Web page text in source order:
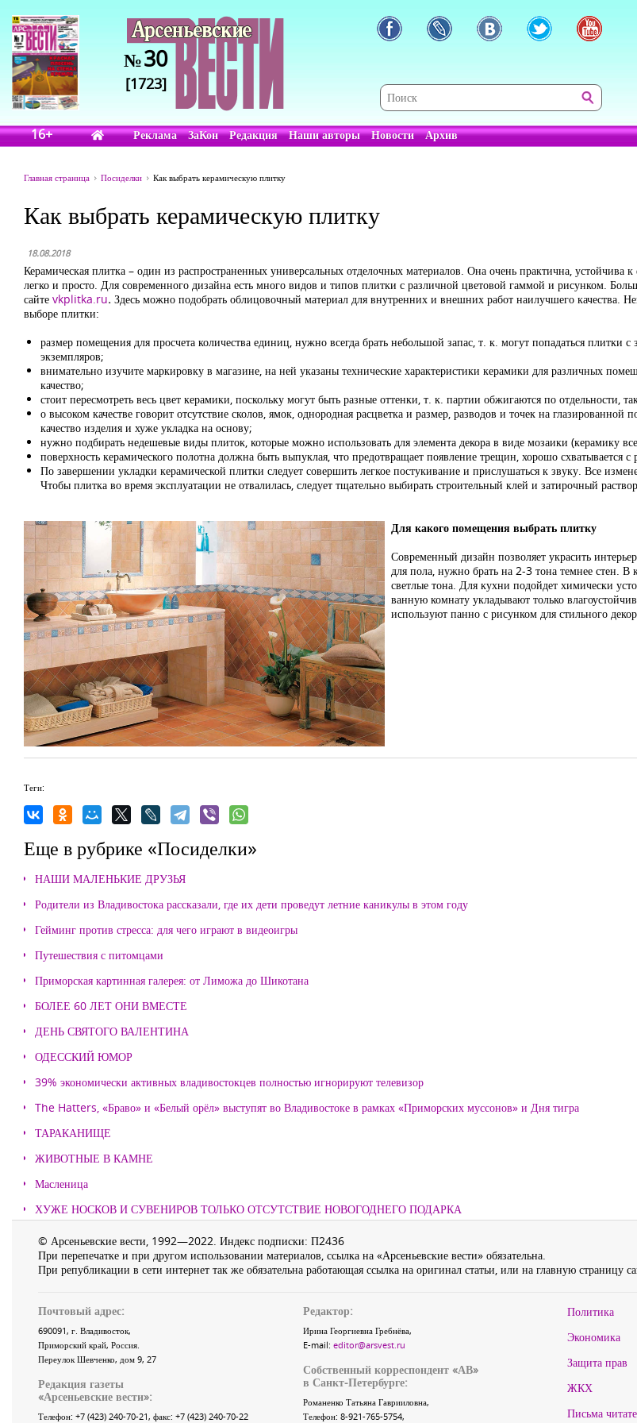
№30
[1723]
16+ Реклама ЗаКон Редакция Наши авторы Новости Архив
Главная страница Посиделки Как выбрать керамическую плитку
Как выбрать керамическую плитку
18.08.2018
Керамическая плитка – один из распространенных универсальных отделочных материалов. Она очень практична, устойчива
легко и просто. Для современного дизайна есть много видов и типов плитки с различной цветовой гаммой и рисунком.
сайте vkplitka.ru. Здесь можно подобрать облицовочный материал для внутренних и внешних работ наилучшего качества.
выборе плитки:
размер помещения для просчета количества единиц, нужно всегда брать небольшой запас, т. к. могут попадаться плитки
экземпляров;
внимательно изучите маркировку в магазине, на ней указаны технические характеристики керамики для различных
качество;
стоит пересмотреть весь цвет керамики, поскольку могут быть разные оттенки, т. к. партии обжигаются по отдельности,
о высоком качестве говорит отсутствие сколов, ямок, однородная расцветка и размер, разводов и точек на
качество изделия и хуже укладка на основу;
нужно подбирать недешевые виды плиток, которые можно использовать для элемента декора в виде мозаики (керамику
поверхность керамического полотна должна быть выпуклая, что предотвращает появление трещин, хорошо схватывается
По завершении укладки керамической плитки следует совершить легкое постукивание и прислушаться к звуку. Все
Чтобы плитка во время эксплуатации не отвалилась, следует тщательно выбирать строительный клей и затирочный
Для какого помещения выбрать плитку
Современный дизайн позволяет украсить
для пола, нужно брать на 2-3 тона темнее стен.
светлые тона. Для кухни подойдет химически
ванную комнату укладывают только
используют панно с рисунком для стильного
Теги:
Еще в рубрике «Посиделки»
НАШИ МАЛЕНЬКИЕ ДРУЗЬЯ
Родители из Владивостока рассказали, где их дети проведут летние каникулы в этом году
Гейминг против стресса: для чего играют в видеоигры
Путешествия с питомцами
Приморская картинная галерея: от Лиможа до Шикотана
БОЛЕЕ 60 ЛЕТ ОНИ ВМЕСТЕ
ДЕНЬ СВЯТОГО ВАЛЕНТИНА
ОДЕССКИЙ ЮМОР
39% экономически активных владивостокцев полностью игнорируют телевизор
The Hatters, «Браво» и «Белый орёл» выступят во Владивостоке в рамках «Приморских муссонов» и Дня тигра
ТАРАКАНИЩЕ
ЖИВОТНЫЕ В КАМНЕ
Масленица
ХУЖЕ НОСКОВ И СУВЕНИРОВ ТОЛЬКО ОТСУТСТВИЕ НОВОГОДНЕГО ПОДАРКА
© Арсеньевские вести, 1992—2022. Индекс подписки: П2436
При перепечатке и при другом использовании материалов, ссылка на «Арсеньевские вести» обязательна.
При републикации в сети интернет так же обязательна работающая ссылка на оригинал статьи, или на главную страницу
Почтовый адрес:
690091, г. Владивосток,
Приморский край, Россия
Переулок Шевченко, дом 9, 27
Редакция газеты
«Арсеньевские вести»:
Телефон: +7 (423) 240-70-21, факс: +7 (423) 240-70-22
Редактор:
Ирина Георгиевна Гребнёва,
E-mail: editor@arsvest.ru
Собственный корреспондент «АВ»
в Санкт-Петербурге:
Романенко Татьяна Гаврииловна,
Телефон: 8-921-765-5754,
Политика
Экономика
Защита прав
ЖКХ
Письма